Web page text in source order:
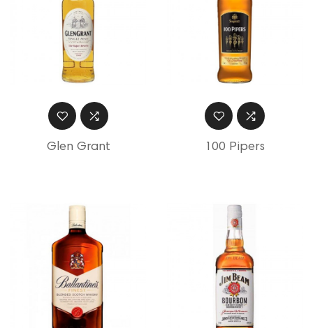
Glen Grant 100 Pipers